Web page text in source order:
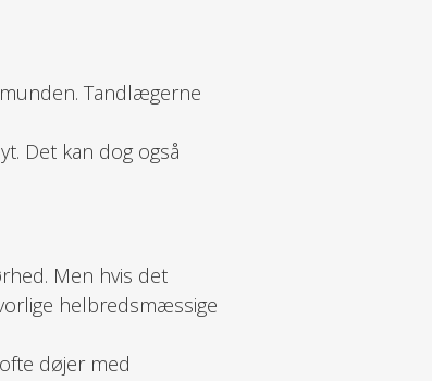
Tandlægerne
Det kan dog også
Men hvis det
helbredsmæssige
døjer med